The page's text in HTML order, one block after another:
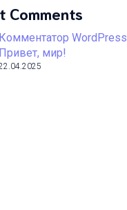
Comments
Комментатор WordPress
Привет, мир!